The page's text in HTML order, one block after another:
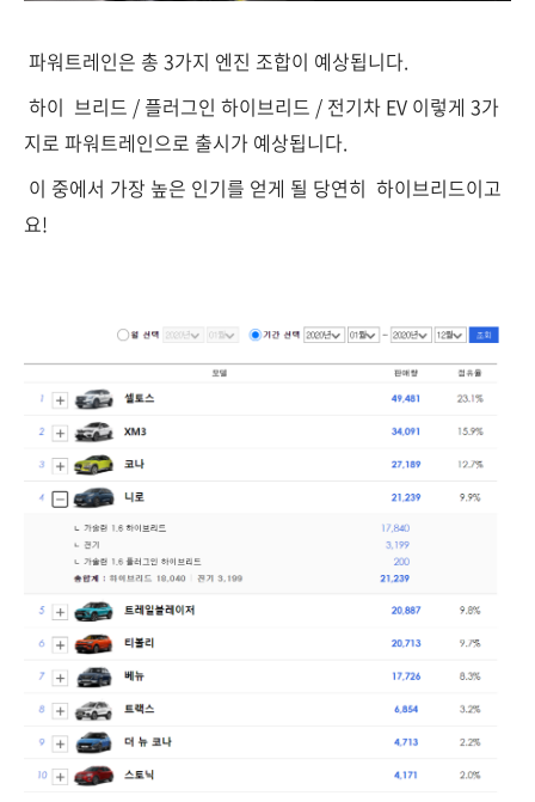
파워트레인은 총 3가지 엔진 조합이 예상됩니다.
하이 브리드 / 플러그인 하이브리드 / 전기차 EV 이렇게 3가
지로 파워트레인으로 출시가 예상됩니다.
이 중에서 가장 높은 인기를 얻게 될 당연히 하이브리드이고
요!